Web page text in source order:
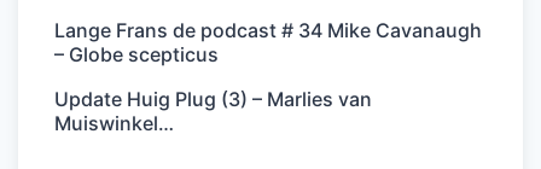
Lange Frans de podcast # 34 Mike Cavanaugh
– Globe scepticus
Update Huig Plug (3) – Marlies van
Muiswinkel…